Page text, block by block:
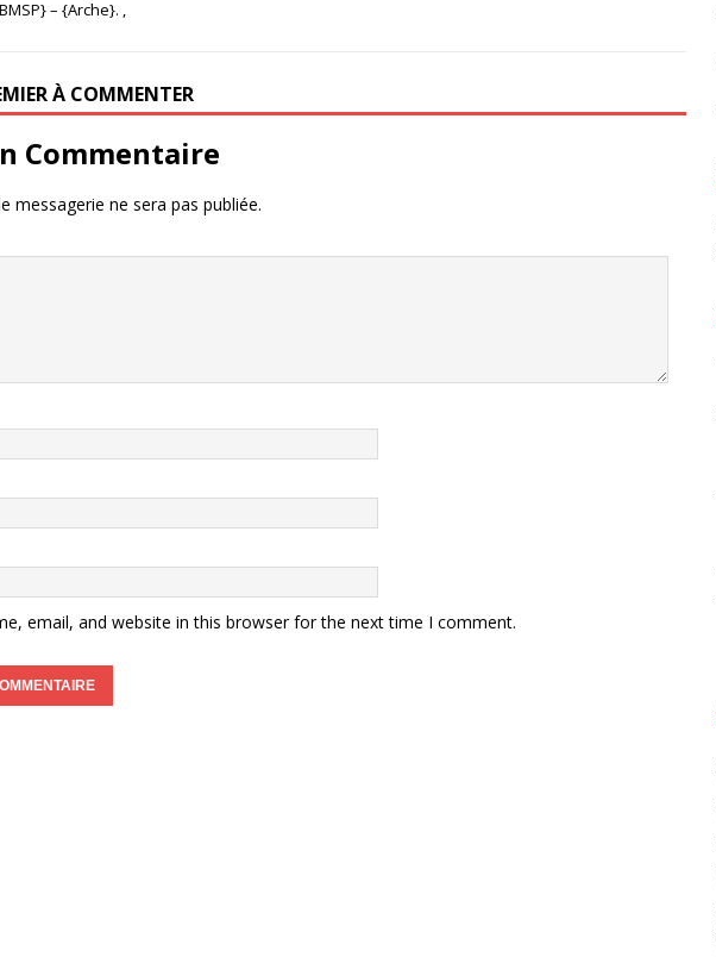
– {Arche}. ,
À COMMENTER
Commentaire
messagerie ne sera pas publiée.
email, and website in this browser for the next time I comment.